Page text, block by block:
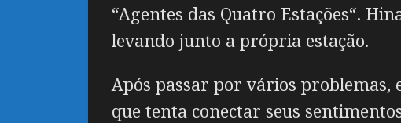
“Agentes das Quatro Estações“.
levando junto a própria estação.
Após passar por vários problemas,
que tenta conectar seus